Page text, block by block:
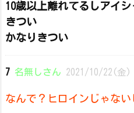
10歳以上離れてるしアイ
きつい
かなりきつい
7 名無しさん 2021/10/22(金)
なんで？ヒロインじゃない